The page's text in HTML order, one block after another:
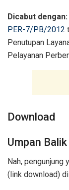
Dicabut dengan:
PER-7/PB/2012
Penutupan
Pelayanan
Download
Umpan
Nah, pengunjung
(link download)